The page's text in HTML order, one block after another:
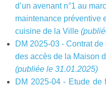
Sécurité civile
Sécurité publique
d’un avenant n°1 au
maintenance préventive
cuisine de la Ville
DM 2025-03 - Contrat
des accès de la Maison
(publiée le 31.01.2025)
DM 2025-04 - Etude de